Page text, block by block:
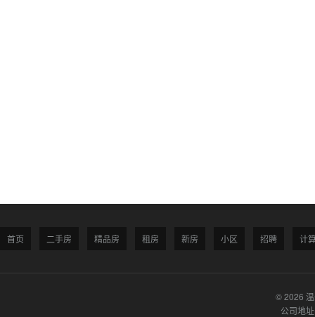
首页 二手房 精品房 租房 新房 小区 招聘 计
© 2026
公司地